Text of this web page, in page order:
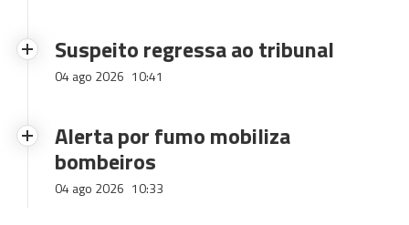
Suspeito regressa ao tribunal
04 ago 2026 10:41
Alerta por fumo mobiliza
bombeiros
04 ago 2026 10:33